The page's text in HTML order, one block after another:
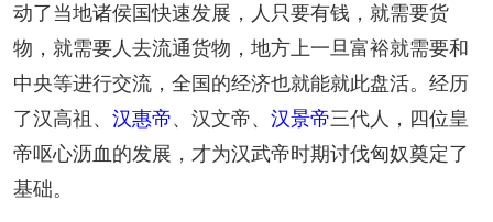
动了当地诸侯国快速发展，人只要有钱，就需要货
物，就需要人去流通货物，地方上一旦富裕就需要和
中央等进行交流，全国的经济也就能就此盘活。经历
了汉高祖、 汉惠帝、汉文帝、 汉景帝三代人，四位皇
帝呕心沥血的发展，才为汉武帝时期讨伐匈奴奠定了
基础。